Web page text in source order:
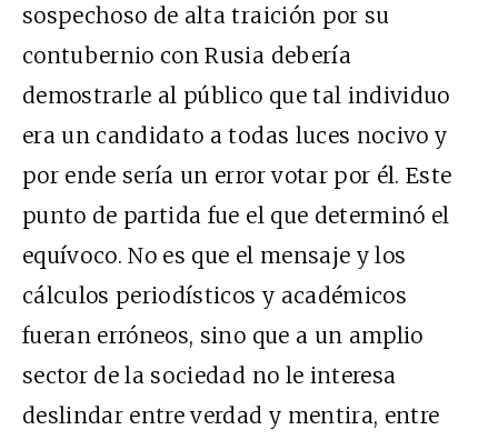
sospechoso de alta traición por su
contubernio con Rusia debería
demostrarle al público que tal individuo
era un candidato a todas luces nocivo y
por ende sería un error votar por él. Este
punto de partida fue el que determinó el
equívoco. No es que el mensaje y los
cálculos periodísticos y académicos
fueran erróneos, sino que a un amplio
sector de la sociedad no le interesa
deslindar entre verdad y mentira, entre